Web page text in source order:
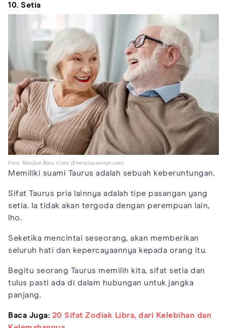
10. Setia
Foto: Manfaat Rasa Cinta (Emerging-europe.com)
Memiliki suami Taurus adalah sebuah keberuntungan.
Sifat Taurus pria lainnya adalah tipe pasangan yang
setia. Ia tidak akan tergoda dengan perempuan lain,
lho.
Seketika mencintai seseorang, akan memberikan
seluruh hati dan kepercayaannya kepada orang itu.
Begitu seorang Taurus memilih kita, sifat setia dan
tulus pasti ada di dalam hubungan untuk jangka
panjang.
Baca Juga: 20 Sifat Zodiak Libra, dari Kelebihan dan